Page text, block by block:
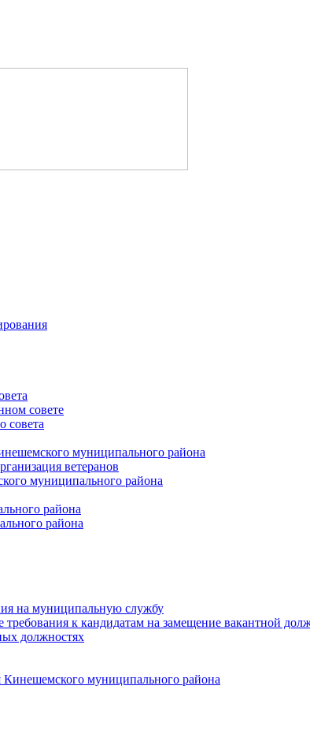
совете
совета
муниципального района
ветеранов
муниципального района
района
района
на муниципальную службу
к кандидатам на замещение вакантной
должностях
Кинешемского муниципального района